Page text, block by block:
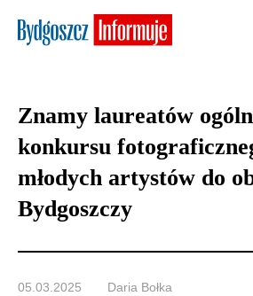
Znamy laureatów
konkursu
młodych artystów do
Bydgoszczy
05.03.2025 Daria Bołka